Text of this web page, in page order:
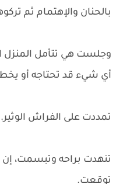
بالحنان والإهتمام ثم
وجلست هي تتأمل المنزل
أي شيء قد تحتاجه أو
تمددت على الفراش
تنهدت براحه وتبسمت، إن
توقعت.